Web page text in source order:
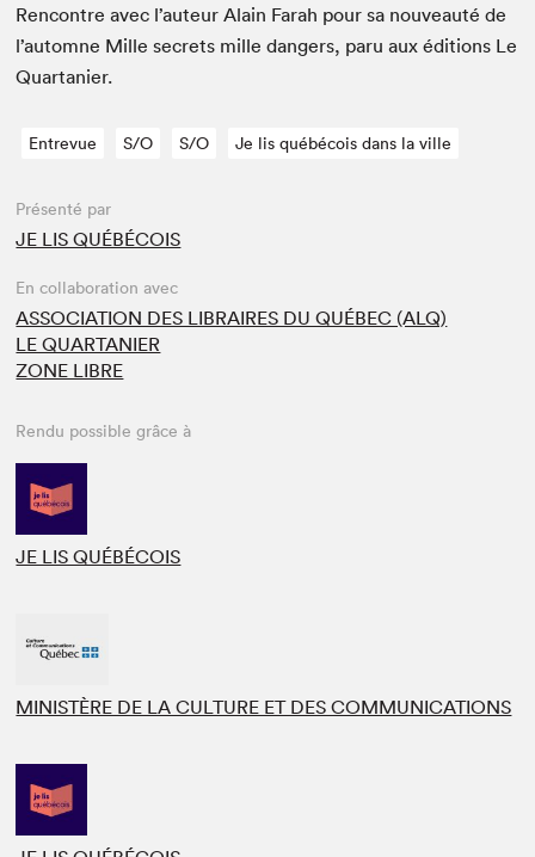
Ren­con­tre avec l’auteur Alain Farah pour sa nou­veauté de
l’automne Mille secrets mille dan­gers, paru aux édi­tions Le
Quartanier.
Entrevue S/O S/O Je lis québécois dans la ville
Présenté par
JE LIS QUÉBÉCOIS
En collaboration avec
ASSOCIATION DES LIBRAIRES DU QUÉBEC (ALQ)
LE QUARTANIER
ZONE LIBRE
Rendu possible grâce à
JE LIS QUÉBÉCOIS
MINISTÈRE DE LA CULTURE ET DES COMMUNICATIONS